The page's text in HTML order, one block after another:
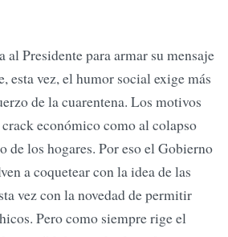
al Presidente para armar su mensaje
esta vez, el humor social exige más
de la cuarentena. Los motivos
económico como al colapso
de los hogares. Por eso el Gobierno
a coquetear con la idea de las
vez con la novedad de permitir
Pero como siempre rige el